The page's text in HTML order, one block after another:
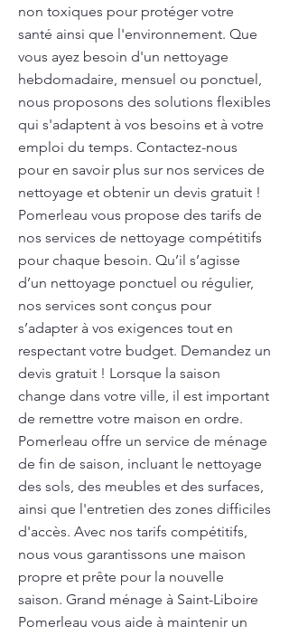
non toxiques pour protéger votre
santé ainsi que l'environnement. Que
vous ayez besoin d'un nettoyage
hebdomadaire, mensuel ou ponctuel,
nous proposons des solutions flexibles
qui s'adaptent à vos besoins et à votre
emploi du temps. Contactez-nous
pour en savoir plus sur nos services de
nettoyage et obtenir un devis gratuit !
Pomerleau vous propose des tarifs de
nos services de nettoyage compétitifs
pour chaque besoin. Qu’il s’agisse
d’un nettoyage ponctuel ou régulier,
nos services sont conçus pour
s’adapter à vos exigences tout en
respectant votre budget. Demandez un
devis gratuit ! Lorsque la saison
change dans votre ville, il est important
de remettre votre maison en ordre.
Pomerleau offre un service de ménage
de fin de saison, incluant le nettoyage
des sols, des meubles et des surfaces,
ainsi que l'entretien des zones difficiles
d'accès. Avec nos tarifs compétitifs,
nous vous garantissons une maison
propre et prête pour la nouvelle
saison. Grand ménage à Saint-Liboire
Pomerleau vous aide à maintenir un